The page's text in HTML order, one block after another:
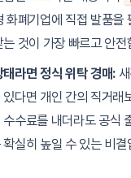
화폐기업에 직접 발품을
는 것이 가장 빠르고 안전
라면 정식 위탁 경매:
다면 개인 간의 직거래
수수료를 내더라도 공식
확실히 높일 수 있는 비결